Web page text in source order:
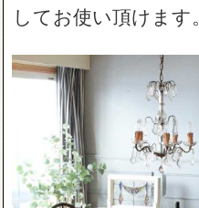
してお使い頂けます。